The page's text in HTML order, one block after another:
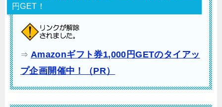
円GET！
⇒ Amazonギフト券1,000円GETのタイアッ
プ企画開催中！（PR）